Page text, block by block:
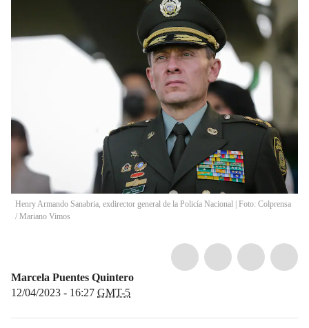
Henry Armando Sanabria, exdirector general de la Policía Nacional | Foto: Colprensa
/ Mariano Vimos
Marcela Puentes Quintero
12/04/2023 - 16:27 GMT-5